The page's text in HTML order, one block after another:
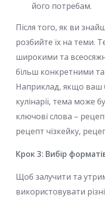
його потребам.
Після того, як ви
розбийте їх на теми.
широкими та
більш конкретними
Наприклад, якщо ваш
кулінарії, тема може
ключові слова –
рецепт чізкейку,
Крок 3: Вибір
Щоб залучити та
використовувати